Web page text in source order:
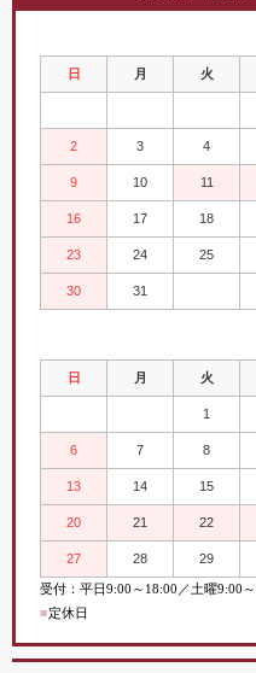
日 月 火
2 3 4
9 10 11
16 17 18
23 24 25
30 31
日 月 火
1
6 7 8
13 14 15
20 21 22
27 28 29
受付：平日9:00 ～ 18:00／土曜9:00 ～
■定休日